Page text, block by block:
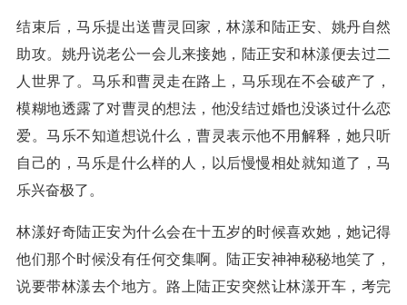
结束后，马乐提出送曹灵回家，林漾和陆正安、姚丹自然
助攻。姚丹说老公一会儿来接她，陆正安和林漾便去过二
人世界了。马乐和曹灵走在路上，马乐现在不会破产了，
模糊地透露了对曹灵的想法，他没结过婚也没谈过什么恋
爱。马乐不知道想说什么，曹灵表示他不用解释，她只听
自己的，马乐是什么样的人，以后慢慢相处就知道了，马
乐兴奋极了。
林漾好奇陆正安为什么会在十五岁的时候喜欢她，她记得
他们那个时候没有任何交集啊。陆正安神神秘秘地笑了，
说要带林漾去个地方。路上陆正安突然让林漾开车，考完